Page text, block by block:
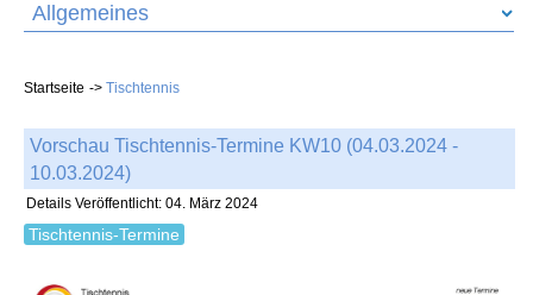
Allgemeines
Startseite Tischtennis
Vorschau Tischtennis-Termine KW10 (04.03.2024 -
10.03.2024)
Details Veröffentlicht: 04. März 2024
Tischtennis-Termine